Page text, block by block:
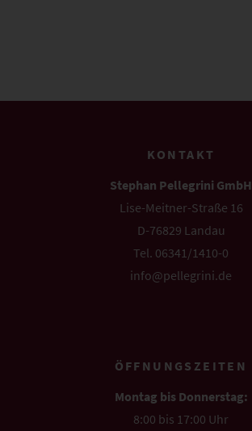
KONTAKT
Stephan Pellegrini GmbH
Lise-Meitner-Straße 16
D-76829 Landau
Tel. 06341/1410-0
info@pellegrini.de
ÖFFNUNGSZEITEN
Montag bis Donnerstag:
8:00 bis 17:00 Uhr